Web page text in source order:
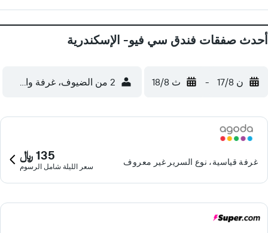
أحدث صفقات فندق سي فيو- الإسكندرية
ن 17/8 - ث 18/8 2 من الضيوف، غرفة واحدة
غرفة قياسية، نوع السرير غير معروف 135 ﷼
سعر الليلة شامل الرسوم